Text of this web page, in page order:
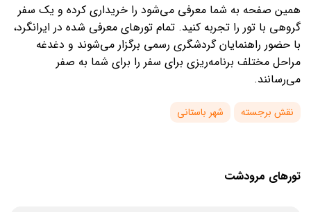
همین صفحه به شما معرفی می‌شود را خریداری کرده و یک سفر
گروهی با تور را تجربه کنید. تمام تورهای معرفی شده در ایرانگرد،
با حضور راهنمایان گردشگری رسمی برگزار می‌شوند و دغدغه
مراحل مختلف برنامه‌ریزی برای سفر را برای شما به صفر
می‌رسانند.
نقش برجسته شهر باستانی
تورهای مرودشت